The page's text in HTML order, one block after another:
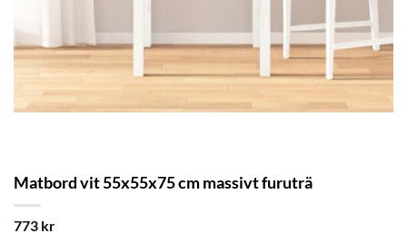
Matbord vit 55x55x75 cm massivt furuträ
773 kr